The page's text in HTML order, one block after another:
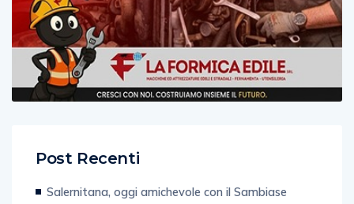
Post Recenti
Salernitana, oggi amichevole con il Sambiase